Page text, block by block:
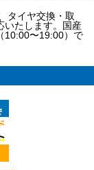
タイヤ交換・取
いたします。国産
10:00〜19:00）で